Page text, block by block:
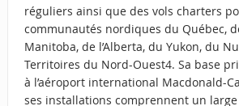
réguliers ainsi que des vols charters
communautés nordiques du Québec,
Manitoba, de l’Alberta, du Yukon, du
Territoires du Nord-Ouest4. Sa base
à l’aéroport international Macdonald-
ses installations comprennent un